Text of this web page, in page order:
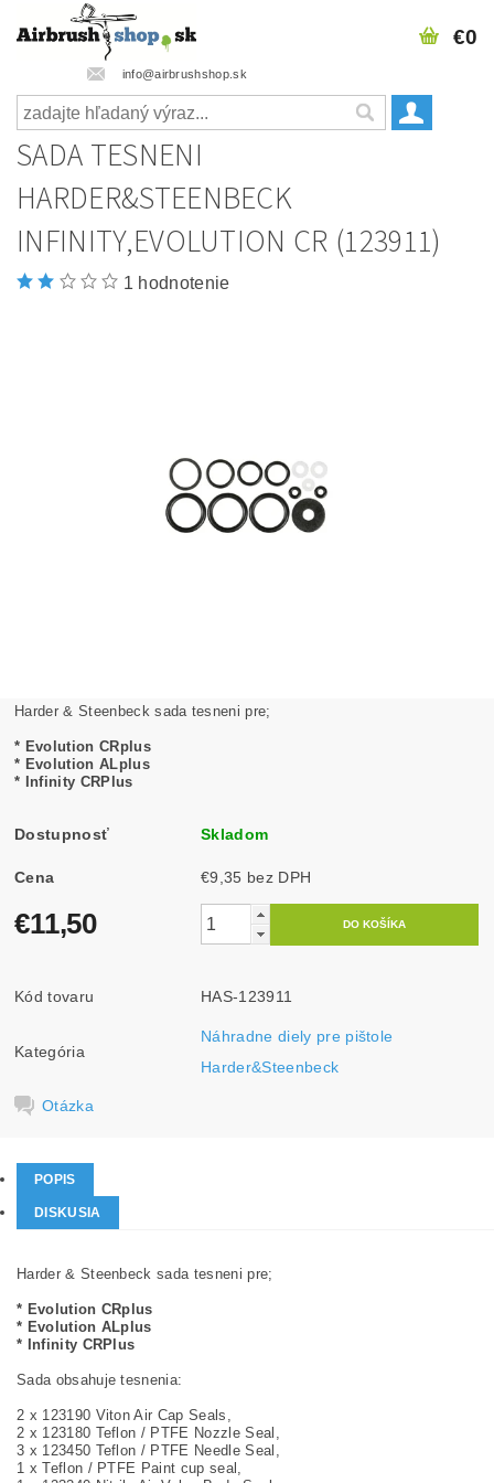
info@airbrushshop.sk
€0
SADA TESNENI
HARDER&STEENBECK
INFINITY,EVOLUTION CR (123911)
1 hodnotenie
Harder & Steenbeck sada tesneni pre;
* Evolution CRplus
* Evolution ALplus
* Infinity CRPlus
Dostupnosť Skladom
Cena €9,35 bez DPH
€11,50
Kód tovaru HAS-123911
Kategória
Náhradne diely pre pištole
Harder&Steenbeck
Otázka
POPIS
DISKUSIA
Harder & Steenbeck sada tesneni pre;
* Evolution CRplus
* Evolution ALplus
* Infinity CRPlus
Sada obsahuje tesnenia:
2 x 123190 Viton Air Cap Seals,
2 x 123180 Teflon / PTFE Nozzle Seal,
3 x 123450 Teflon / PTFE Needle Seal,
1 x Teflon / PTFE Paint cup seal,